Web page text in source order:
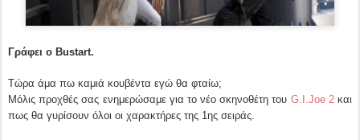
Γράφει ο Bustart.
Τώρα άμα πω καμιά κουβέντα εγώ θα φταίω;
Μόλις προχθές σας ενημερώσαμε για το νέο σκηνοθέτη του G.I.Joe 2και
πως θα γυρίσουν όλοι οι χαρακτήρες της 1ης σειράς.